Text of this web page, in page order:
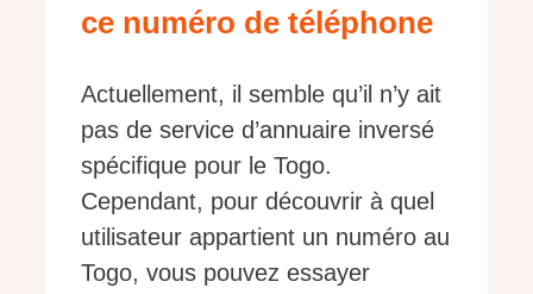
ce numéro de téléphone
Actuellement, il semble qu’il n’y ait
pas de service d’annuaire inversé
spécifique pour le Togo.
Cependant, pour découvrir à quel
utilisateur appartient un numéro au
Togo, vous pouvez essayer